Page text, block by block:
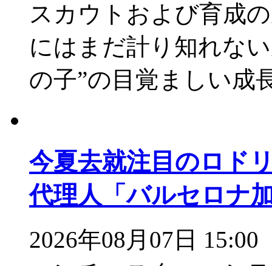
スカウトおよび育成
にはまだ計り知れな
の子”の目覚ましい成
今夏去就注目のロド
代理人「バルセロナ
2026年08月07日 15:00